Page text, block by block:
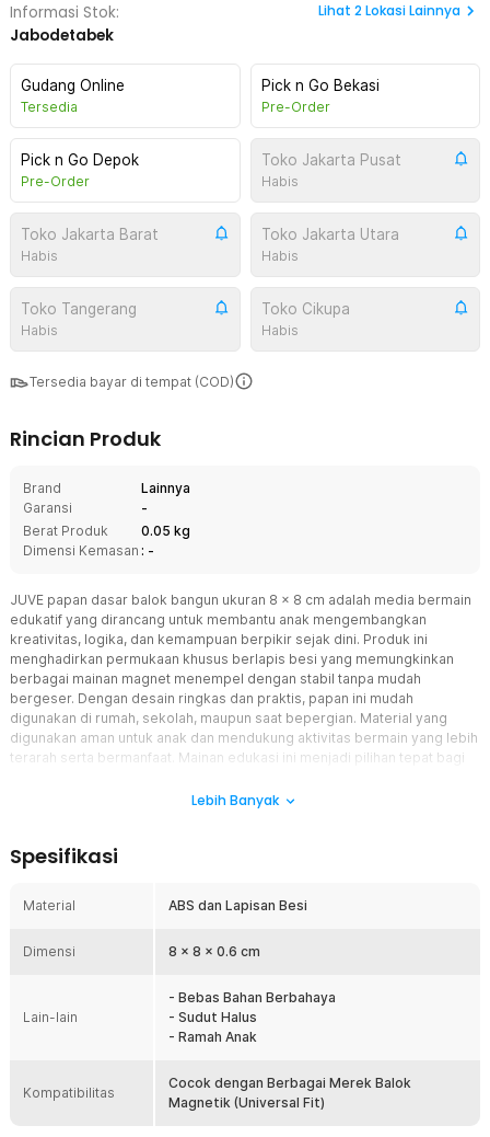
Informasi Stok:
Jabodetabek
Lihat 2Lokasi Lainnya
Gudang Online
Tersedia
Pick n Go Bekasi
Pre-Order
Pick n Go Depok
Pre-Order
Toko Jakarta Pusat
Habis
Toko Jakarta Barat
Habis
Toko Jakarta Utara
Habis
Toko Tangerang
Habis
Toko Cikupa
Habis
Tersedia bayar di tempat (COD)
Rincian Produk
Brand
Lainnya
Garansi
-
Berat Produk
0.05 kg
Dimensi Kemasan : -
JUVE papan dasar balok bangun ukuran 8 x 8 cm adalah media bermain
edukatif yang dirancang untuk membantu anak mengembangkan
kreativitas, logika, dan kemampuan berpikir sejak dini. Produk ini
menghadirkan permukaan khusus berlapis besi yang memungkinkan
berbagai mainan magnet menempel dengan stabil tanpa mudah
bergeser. Dengan desain ringkas dan praktis, papan ini mudah
digunakan di rumah, sekolah, maupun saat bepergian. Material yang
digunakan aman untuk anak dan mendukung aktivitas bermain yang lebih
terarah serta bermanfaat. Mainan edukasi ini menjadi pilihan tepat bagi
Papan ini dilengkapi lapisan besi khusus yang memungkinkan
magnet menempel dengan kuat dan stabil tanpa perlu daya magnet
mendukung berbagai jenis mainan magnet edukatif dengan
Ukuran Praktis 8 x 8 cm dengan Sistem Modular
Dimensi 8 x 8 cm dirancang agar mudah digenggam anak dan tidak
permukaan bermain yang lebih besar dan fleksibel sesuai
kebutuhan aktivitas anak.
Lebih Banyak
Spesifikasi
Material ABS dan Lapisan Besi
Dimensi 8 x 8 x 0.6 cm
Lain-lain
- Bebas Bahan Berbahaya
- Sudut Halus
- Ramah Anak
Kompatibilitas
Cocok dengan Berbagai Merek Balok
Magnetik (Universal Fit)